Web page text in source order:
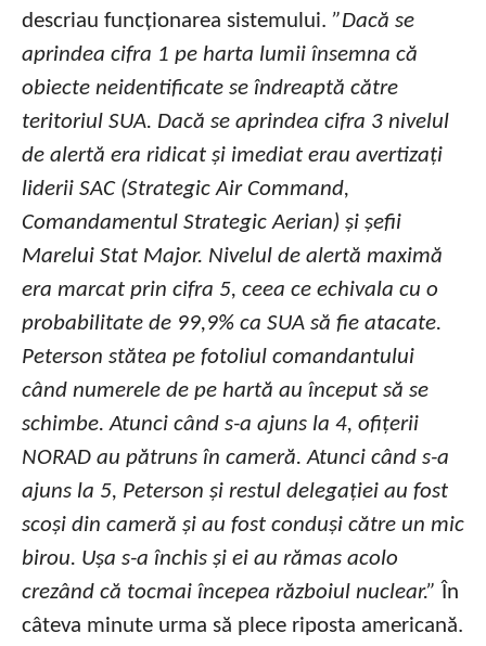
descriau funcționarea sistemului. ”Dacă se
aprindea cifra 1 pe harta lumii însemna că
obiecte neidentificate se îndreaptă către
teritoriul SUA. Dacă se aprindea cifra 3 nivelul
de alertă era ridicat și imediat erau avertizați
liderii SAC (Strategic Air Command,
Comandamentul Strategic Aerian) și șefii
Marelui Stat Major. Nivelul de alertă maximă
era marcat prin cifra 5, ceea ce echivala cu o
probabilitate de 99,9% ca SUA să fie atacate.
Peterson stătea pe fotoliul comandantului
când numerele de pe hartă au început să se
schimbe. Atunci când s-a ajuns la 4, ofițerii
NORAD au pătruns în cameră. Atunci când s-a
ajuns la 5, Peterson și restul delegației au fost
scoși din cameră și au fost conduși către un mic
birou. Ușa s-a închis și ei au rămas acolo
crezând că tocmai începea războiul nuclear.” În
câteva minute urma să plece riposta americană.